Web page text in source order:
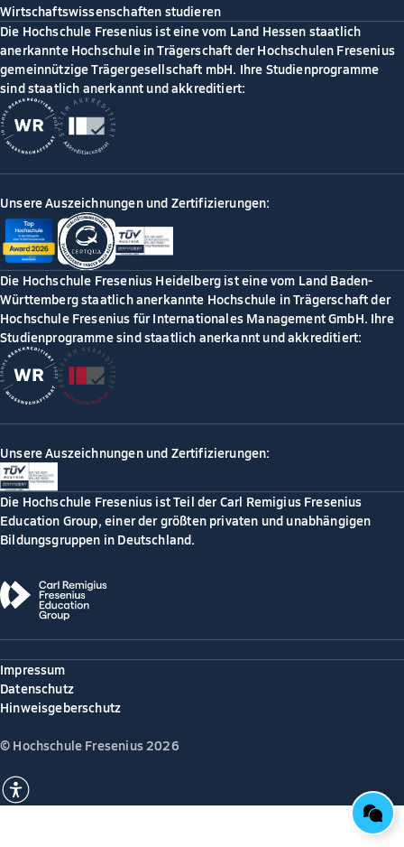
Wirtschaftswissenschaften studieren
Die Hochschule Fresenius ist eine vom Land Hessen staatlich
anerkannte Hochschule in Trägerschaft der Hochschulen Fresenius
gemeinnützige Trägergesellschaft mbH. Ihre Studienprogramme
sind staatlich anerkannt und akkreditiert:
Unsere Auszeichnungen und Zertifizierungen:
Die Hochschule Fresenius Heidelberg ist eine vom Land Baden-
Württemberg staatlich anerkannte Hochschule in Trägerschaft der
Hochschule Fresenius für Internationales Management GmbH. Ihre
Studienprogramme sind staatlich anerkannt und akkreditiert:
Unsere Auszeichnungen und Zertifizierungen:
Die Hochschule Fresenius ist Teil der Carl Remigius Fresenius
Education Group, einer der größten privaten und unabhängigen
Bildungsgruppen in Deutschland.
Impressum
Datenschutz
Hinweisgeberschutz
© Hochschule Fresenius 2026